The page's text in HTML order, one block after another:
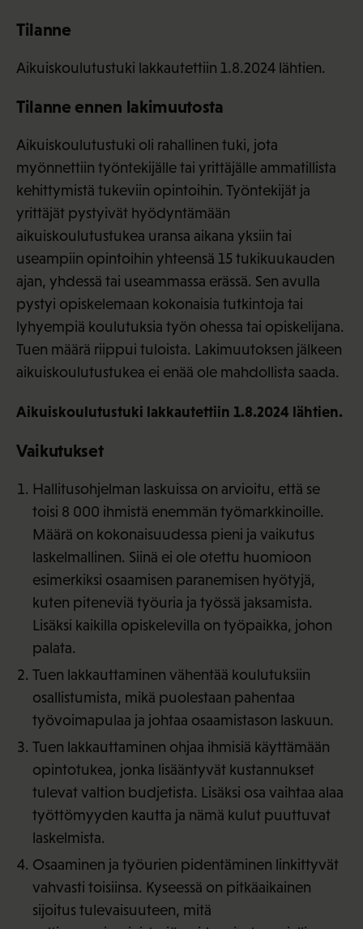
Tilanne
Aikuiskoulutustuki lakkautettiin 1.8.2024 lähtien.
Tilanne ennen lakimuutosta
Aikuiskoulutustuki oli rahallinen tuki, jota
myönnettiin työntekijälle tai yrittäjälle ammatillista
kehittymistä tukeviin opintoihin. Työntekijät ja
yrittäjät pystyivät hyödyntämään
aikuiskoulutustukea uransa aikana yksiin tai
useampiin opintoihin yhteensä 15 tukikuukauden
ajan, yhdessä tai useammassa erässä. Sen avulla
pystyi opiskelemaan kokonaisia tutkintoja tai
lyhyempiä koulutuksia työn ohessa tai opiskelijana.
Tuen määrä riippui tuloista. Lakimuutoksen jälkeen
aikuiskoulutustukea ei enää ole mahdollista saada.
Aikuiskoulutustuki lakkautettiin 1.8.2024 lähtien.
Vaikutukset
Hallitusohjelman laskuissa on arvioitu, että se
toisi 8 000 ihmistä enemmän työmarkkinoille.
Määrä on kokonaisuudessa pieni ja vaikutus
laskelmallinen. Siinä ei ole otettu huomioon
esimerkiksi osaamisen paranemisen hyötyjä,
kuten piteneviä työuria ja työssä jaksamista.
Lisäksi kaikilla opiskelevilla on työpaikka, johon
palata.
Tuen lakkauttaminen vähentää koulutuksiin
osallistumista, mikä puolestaan pahentaa
työvoimapulaa ja johtaa osaamistason laskuun.
Tuen lakkauttaminen ohjaa ihmisiä käyttämään
opintotukea, jonka lisääntyvät kustannukset
tulevat valtion budjetista. Lisäksi osa vaihtaa alaa
työttömyyden kautta ja nämä kulut puuttuvat
laskelmista.
Osaaminen ja työurien pidentäminen linkittyvät
vahvasti toisiinsa. Kyseessä on pitkäaikainen
sijoitus tulevaisuuteen, mitä